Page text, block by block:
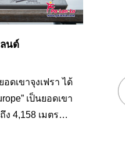
นด์
ดเขาจุงเฟรา ได้
เป็นยอดเขา
4,158 เมตร
หิมะสีขาวตลอด